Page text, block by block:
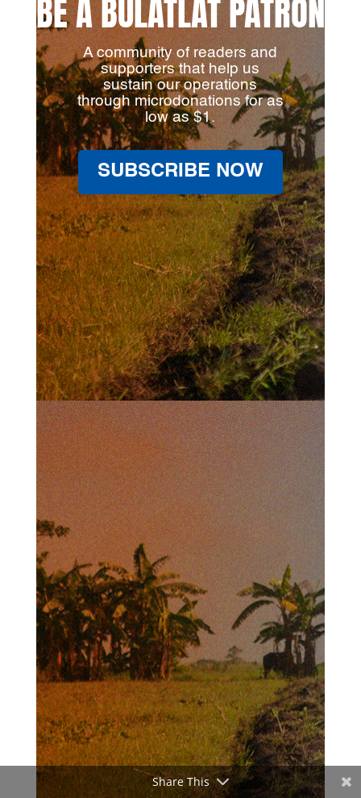
BE A BULATLAT PATRON
A community of readers and
supporters that help us
sustain our operations
through microdonations for as
low as $1.
SUBSCRIBE NOW
Share This